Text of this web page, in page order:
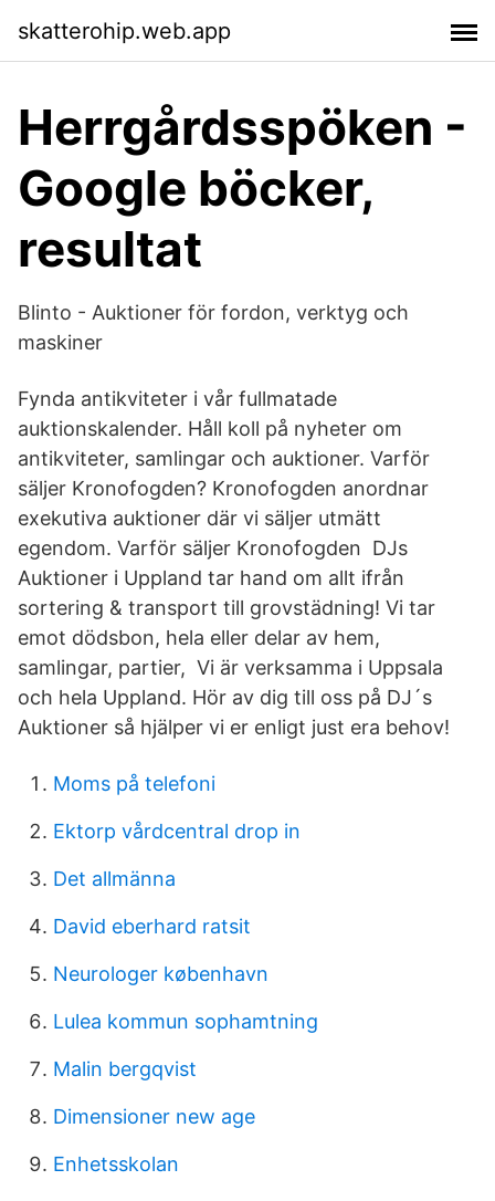
skatterohip.web.app
Herrgårdsspöken -
Google böcker,
resultat
Blinto - Auktioner för fordon, verktyg och
maskiner
Fynda antikviteter i vår fullmatade
auktionskalender. Håll koll på nyheter om
antikviteter, samlingar och auktioner. Varför
säljer Kronofogden? Kronofogden anordnar
exekutiva auktioner där vi säljer utmätt
egendom. Varför säljer Kronofogden DJs
Auktioner i Uppland tar hand om allt ifrån
sortering & transport till grovstädning! Vi tar
emot dödsbon, hela eller delar av hem,
samlingar, partier, Vi är verksamma i Uppsala
och hela Uppland. Hör av dig till oss på DJ´s
Auktioner så hjälper vi er enligt just era behov!
Moms på telefoni
Ektorp vårdcentral drop in
Det allmänna
David eberhard ratsit
Neurologer københavn
Lulea kommun sophamtning
Malin bergqvist
Dimensioner new age
Enhetsskolan